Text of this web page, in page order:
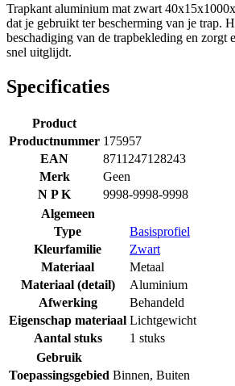
Trapkant aluminium mat zwart
dat je gebruikt ter bescherming van je trap.
beschadiging van de trapbekleding en zorgt
snel uitglijdt.
Specificaties
Product
Productnummer 175957
EAN
8711247128243
Merk
Geen
N P K
9998-9998-9998
Algemeen
Type
Basisprofiel
Kleurfamilie
Zwart
Materiaal
Metaal
Materiaal (detail)
Aluminium
Afwerking
Behandeld
Eigenschap materiaal Lichtgewicht
Aantal stuks
1 stuks
Gebruik
Toepassingsgebied Binnen, Buiten